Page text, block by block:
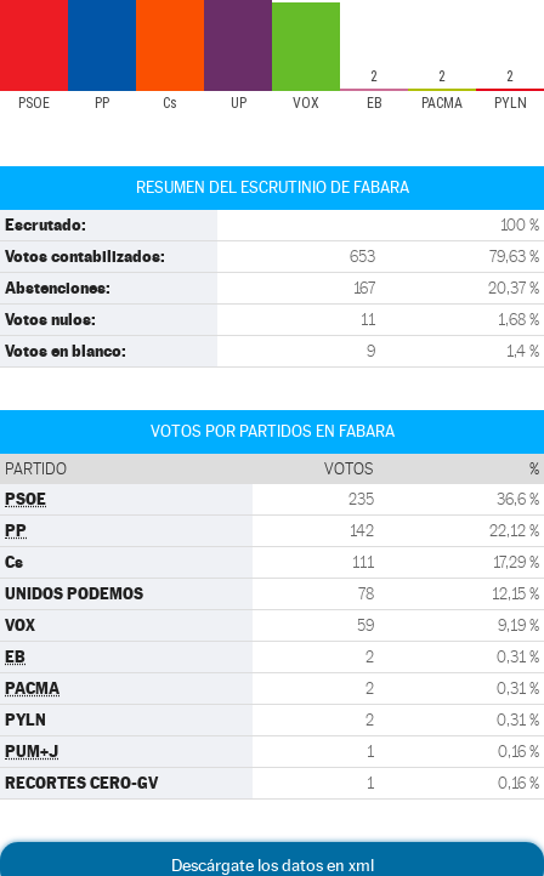
PSOE PP Cs UP VOX EB PACMA PYLN
2 2 2
RESUMEN DEL ESCRUTINIO DE FABARA
Escrutado: 100 %
Votos contabilizados: 653 79,63 %
Abstenciones: 167 20,37 %
Votos nulos: 11 1,68 %
Votos en blanco: 9 1,4 %
VOTOS POR PARTIDOS EN FABARA
PARTIDO VOTOS %
PSOE 235 36,6 %
PP 142 22,12 %
Cs 111 17,29 %
UNIDOS PODEMOS 78 12,15 %
VOX 59 9,19 %
EB 2 0,31 %
PACMA 2 0,31 %
PYLN 2 0,31 %
PUM+J 1 0,16 %
RECORTES CERO-GV 1 0,16 %
Descárgate los datos en xml